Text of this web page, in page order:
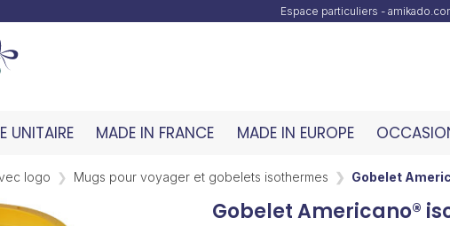
Espace particuliers -
UNITAIRE MADE IN FRANCE MADE IN EUROPE
logo Mugs pour voyager et gobelets isothermes Gobelet
Gobelet Americano®